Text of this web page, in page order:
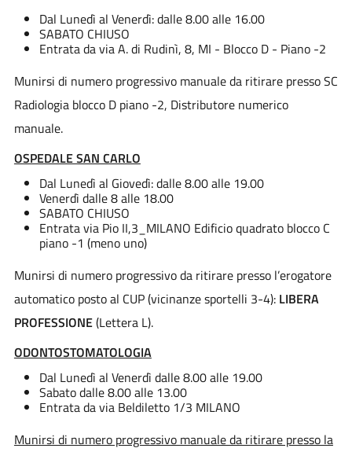
Dal Lunedì al Venerdì: dalle 8.00 alle 16.00
SABATO CHIUSO
Entrata da via A. di Rudinì, 8, MI - Blocco D - Piano -2
Munirsi di numero progressivo manuale da ritirare presso SC
Radiologia blocco D piano -2, Distributore numerico
manuale.
OSPEDALE SAN CARLO
Dal Lunedì al Giovedì: dalle 8.00 alle 19.00
Venerdì dalle 8 alle 18.00
SABATO CHIUSO
Entrata via Pio II,3_MILANO Edificio quadrato blocco C
piano -1 (meno uno)
Munirsi di numero progressivo da ritirare presso l’erogatore
automatico posto al CUP (vicinanze sportelli 3-4): LIBERA
PROFESSIONE(Lettera L).
ODONTOSTOMATOLOGIA
Dal Lunedì al Venerdì dalle 8.00 alle 19.00
Sabato dalle 8.00 alle 13.00
Entrata da via Beldiletto 1/3 MILANO
Munirsi di numero progressivo manuale da ritirare presso la